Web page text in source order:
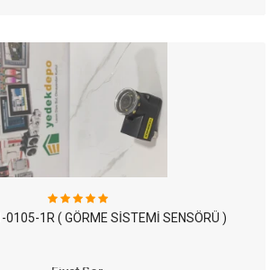
0105-1R ( GÖRME SİSTEMİ SENSÖRÜ )